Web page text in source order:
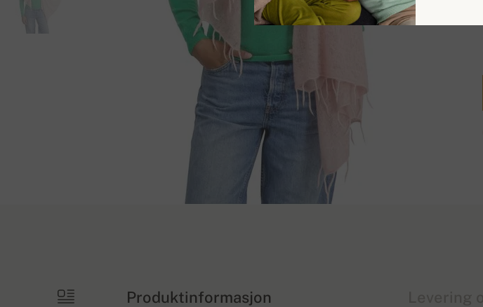
Produktinformasjon